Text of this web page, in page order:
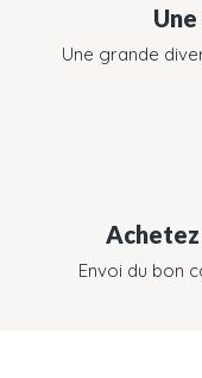
Une grande
Achetez
Envoi du bon